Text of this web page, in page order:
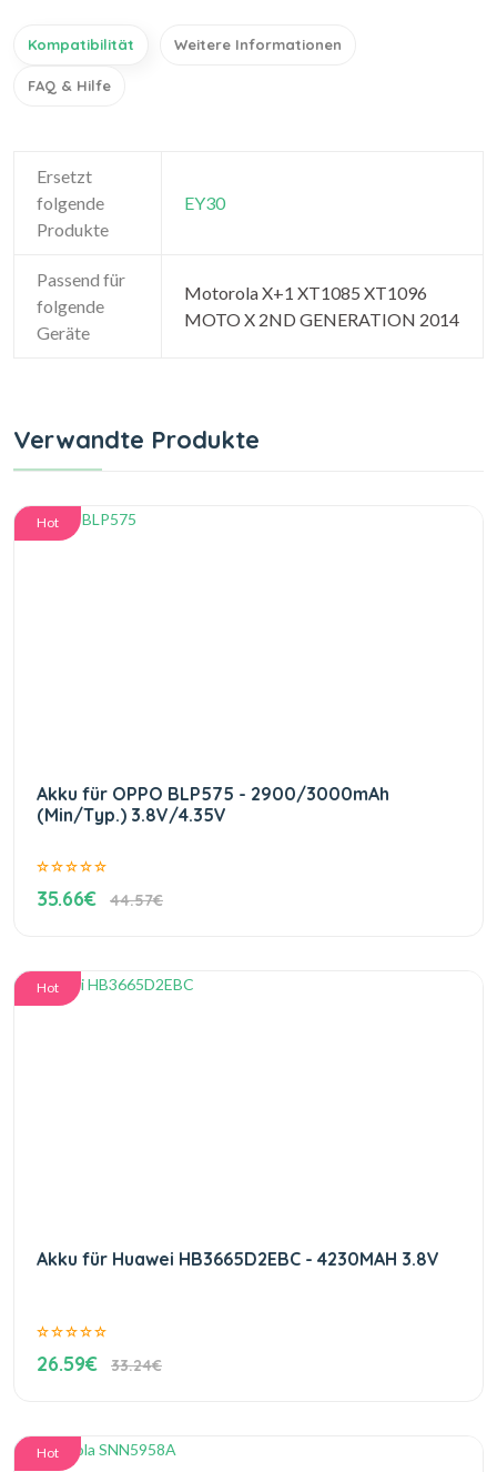
Kompatibilität Weitere Informationen
FAQ & Hilfe
Ersetzt
folgende
Produkte
EY30
Passend für
folgende
Geräte
Motorola X+1 XT1085 XT1096
MOTO X 2ND GENERATION 2014
Verwandte Produkte
Hot
Akku für OPPO BLP575 - 2900/3000mAh
(Min/Typ.) 3.8V/4.35V
35.66€ 44.57€
Hot
Akku für Huawei HB3665D2EBC - 4230MAH 3.8V
26.59€ 33.24€
Hot